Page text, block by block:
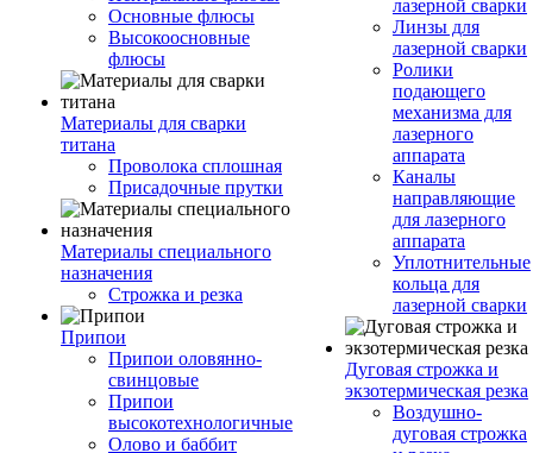
Основные флюсы
Высокоосновные
флюсы
Материалы для сварки
титана
Проволока сплошная
Присадочные прутки
Материалы специального
назначения
Строжка и резка
Припои
Припои оловянно-
свинцовые
Припои
высокотехнологичные
Олово и баббит
лазерной сварки
Линзы для
лазерной сварки
Ролики
подающего
механизма для
лазерного
аппарата
Каналы
направляющие
для лазерного
аппарата
Уплотнительные
кольца для
лазерной сварки
Дуговая строжка и
экзотермическая резка
Воздушно-
дуговая строжка